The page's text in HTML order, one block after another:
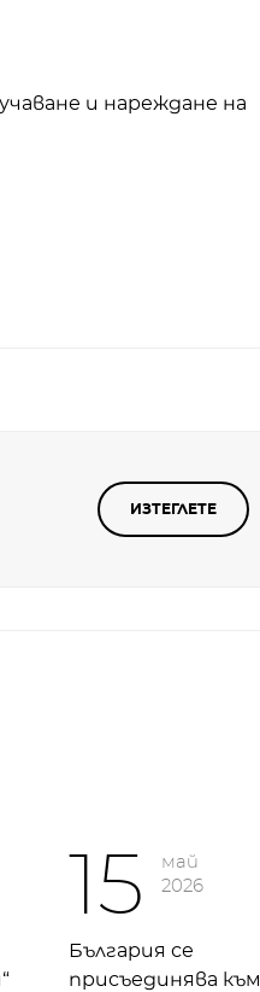
и нареждане на
ИЗТЕГЛЕТЕ
15
май
2026
България се
присъединява към